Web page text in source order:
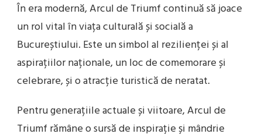
În era modernă, Arcul de Triumf continuă să joace
un rol vital în viața culturală și socială a
Bucureștiului. Este un simbol al rezilienței și al
aspirațiilor naționale, un loc de comemorare și
celebrare, și o atracție turistică de neratat.
Pentru generațiile actuale și viitoare, Arcul de
Triumf rămâne o sursă de inspirație și mândrie